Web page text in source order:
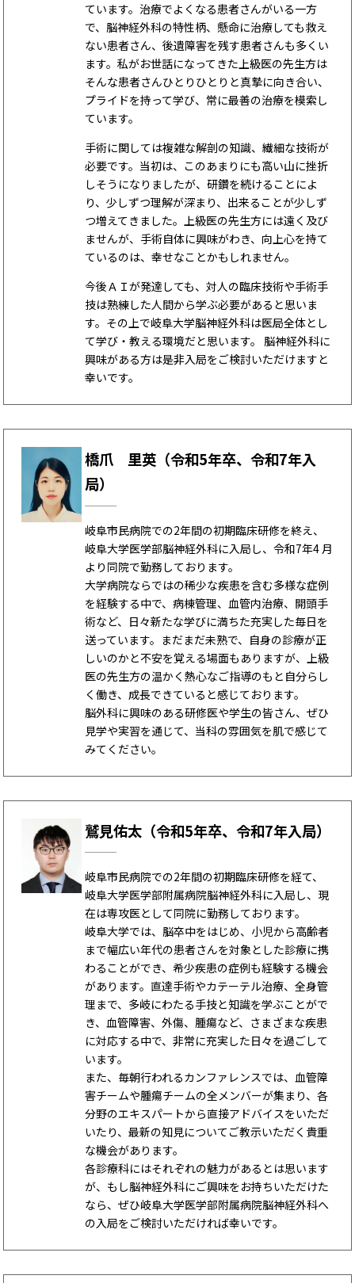
ています。治療でよくなる患者さんがいる一方
で、脳神経外科の特性柄、懸命に治療しても救え
ない患者さん、後遺障害を残す患者さんも多くい
ます。私がお世話になってきた上級医の先生方は
そんな患者さんひとりひとりと真摯に向き合い、
プライドを持って学び、常に最善の治療を模索し
ています。
手術に関しては複雑な解剖の知識、繊細な技術が
必要です。当初は、このあまりにも高い山に挫折
しそうになりましたが、研鑽を続けることによ
り、少しずつ理解が深まり、出来ることが少しず
つ増えてきました。上級医の先生方には遠く及び
ませんが、手術自体に興味がわき、向上心を持て
ているのは、幸せなことかもしれません。
今後ＡＩが発達しても、対人の臨床技術や手術手
技は熟練した人間から学ぶ必要があると思いま
す。その上で岐阜大学脳神経外科は医局全体とし
て学び・教える環境だと思います。 脳神経外科に
興味がある方は是非入局をご検討いただけますと
幸いです。
橋爪 里英（令和5年卒、令和7年入
局）
岐阜市民病院での2年間の初期臨床研修を終え、
岐阜大学医学部脳神経外科に入局し、令和7年4 月
より同院で勤務しております。
大学病院ならではの稀少な疾患を含む多様な症例
を経験する中で、病棟管理、血管内治療、開頭手
術など、日々新たな学びに満ちた充実した毎日を
送っています。まだまだ未熟で、自身の診療が正
しいのかと不安を覚える場面もありますが、上級
医の先生方の温かく熱心なご指導のもと自分らし
く働き、成長できていると感じております。
脳外科に興味のある研修医や学生の皆さん、ぜひ
見学や実習を通じて、当科の雰囲気を肌で感じて
みてください。
鷲見佑太（令和5年卒、令和7年入局）
岐阜市民病院での2年間の初期臨床研修を経て、
岐阜大学医学部附属病院脳神経外科に入局し、現
在は専攻医として同院に勤務しております。
岐阜大学では、脳卒中をはじめ、小児から高齢者
まで幅広い年代の患者さんを対象とした診療に携
わることができ、希少疾患の症例も経験する機会
があります。直達手術やカテーテル治療、全身管
理まで、多岐にわたる手技と知識を学ぶことがで
き、血管障害、外傷、腫瘍など、さまざまな疾患
に対応する中で、非常に充実した日々を過ごして
います。
また、毎朝行われるカンファレンスでは、血管障
害チームや腫瘍チームの全メンバーが集まり、各
分野のエキスパートから直接アドバイスをいただ
いたり、最新の知見についてご教示いただく貴重
な機会があります。
各診療科にはそれぞれの魅力があるとは思います
が、もし脳神経外科にご興味をお持ちいただけた
なら、ぜひ岐阜大学医学部附属病院脳神経外科へ
の入局をご検討いただければ幸いです。